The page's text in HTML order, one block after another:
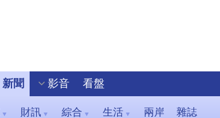
新聞 影音 看盤
▼ 財訊 ▼ 綜合 ▼ 生活 ▼ 兩岸 雜誌